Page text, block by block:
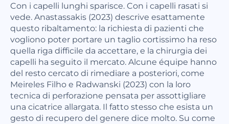
Con i capelli lunghi sparisce. Con i capelli rasati si
vede. Anastassakis (2023) descrive esattamente
questo ribaltamento: la richiesta di pazienti che
vogliono poter portare un taglio cortissimo ha reso
quella riga difficile da accettare, e la chirurgia dei
capelli ha seguito il mercato. Alcune équipe hanno
del resto cercato di rimediare a posteriori, come
Meireles Filho e Radwanski (2023) con la loro
tecnica di perforazione pensata per assottigliare
una cicatrice allargata. Il fatto stesso che esista un
gesto di recupero del genere dice molto. Su come